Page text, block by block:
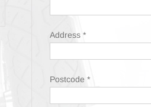
Address *
Postcode *